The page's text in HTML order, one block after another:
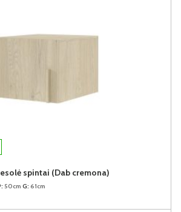
spintai (Dab cremona)
50cm G: 61cm